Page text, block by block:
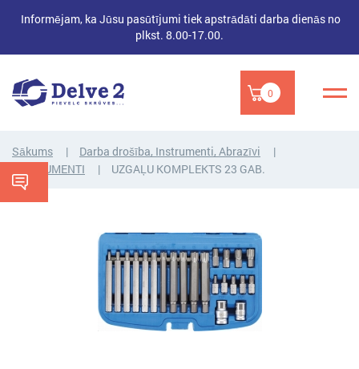
Informējam, ka Jūsu pasūtījumi tiek apstrādāti darba dienās no
plkst. 8.00-17.00.
0
Sākums
Darba drošība, Instrumenti, Abrazīvi
INSTRUMENTI
UZGAĻU KOMPLEKTS 23 GAB.